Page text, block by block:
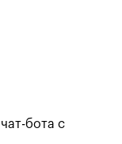
бота с